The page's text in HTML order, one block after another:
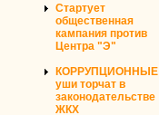
Стартует
общественная
кампания против
Центра "Э"
КОРРУПЦИОННЫЕ
уши торчат в
законодательстве
ЖКХ